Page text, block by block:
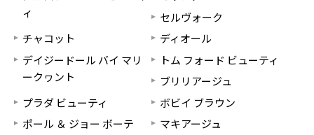
ィ
セルヴォーク
チャコット
ディオール
デイジードール バイ マリ
ークヮント
トム フォード ビューティ
ブリリアージュ
プラダ ビューティ
ボビイ ブラウン
ポール ＆ ジョー ボーテ
マキアージュ